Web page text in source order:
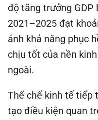
độ tăng trưởng GDP
2021–2025 đạt
ánh khả năng phục
chịu tốt của nền
ngoài.
Thể chế kinh tế tiếp
tạo điều kiện quan